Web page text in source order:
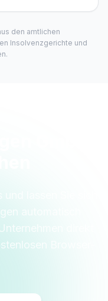
den amtlichen
Insolvenzgerichte und
lassen Sie sich
automatisch
direkt
Browser-